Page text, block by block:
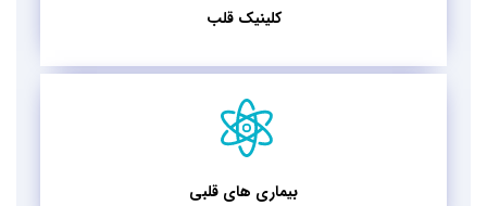
کلینیک قلب
بیماری های قلبی